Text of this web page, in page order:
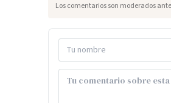
Los comentarios son moderados